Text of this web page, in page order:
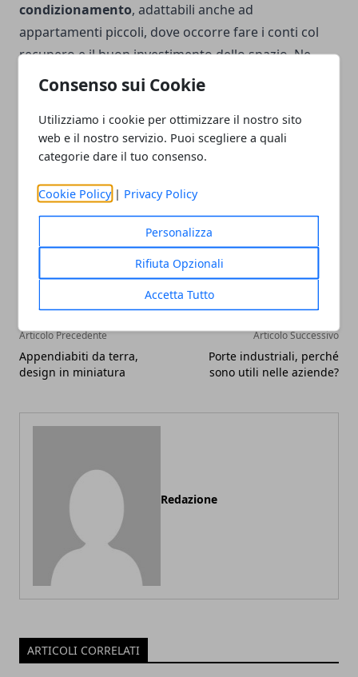
Consenso sui Cookie
Utilizziamo i cookie per ottimizzare il nostro sito
web e il nostro servizio. Puoi scegliere a quali
categorie dare il tuo consenso.
Cookie Policy | Privacy Policy
Personalizza
Rifiuta Opzionali
Accetta Tutto
condizionamento, adattabili anche ad
appartamenti piccoli, dove occorre fare i conti col
recupero e il buon investimento dello spazio. Ne
esistono di basici, molto economici e semplici, e di
una spesa che gli permetta di vivere col massimo del
comfort la propria casa.
Facebook
TwitterWhatsapp
Articolo Precedente
Appendiabiti da terra,
design in miniatura
Articolo Successivo
Porte industriali, perché
sono utili nelle aziende?
Redazione
ARTICOLI CORRELATI